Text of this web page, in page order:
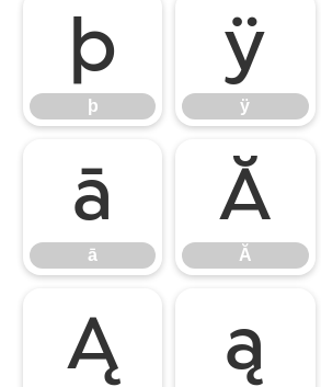
þ
þ
ÿ
ÿ
ā
ā
Ă
Ă
Ą ą